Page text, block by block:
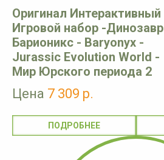
Оригинал Интерактивный
Игровой набор -Динозавр
Барионикс - Baryonyx -
Jurassic Evolution World -
Мир Юрского периода 2
Цена 7 309 р.
ПОДРОБНЕЕ